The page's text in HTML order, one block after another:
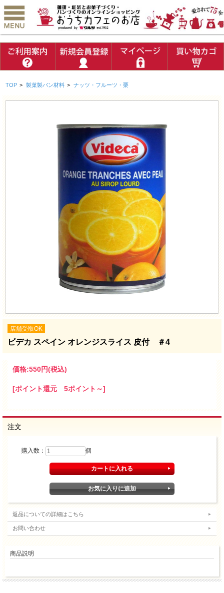
TOP > 製菓製パン材料 > ナッツ・フルーツ・栗
店舗受取OK
ビデカ スペイン オレンジスライス 皮付 ＃4
価格:550円(税込)
[ポイント還元 5ポイント～]
注文
購入数： 個
返品についての詳細はこちら
お問い合わせ
商品説明